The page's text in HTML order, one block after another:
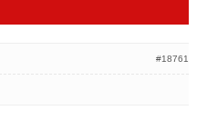
#18761